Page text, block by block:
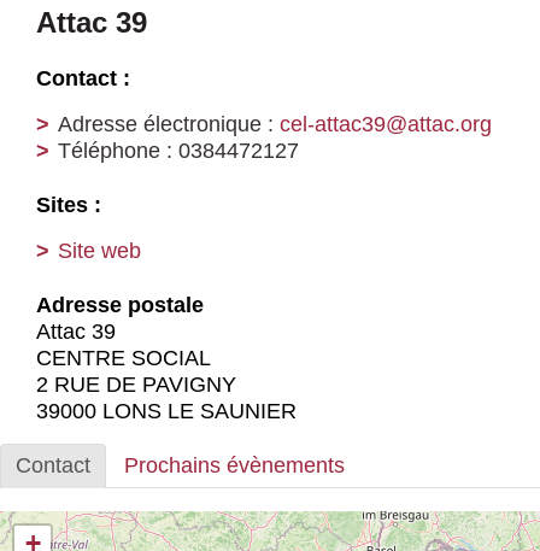
Nos idées
Se mobiliser
Publications
Actus et médias
Attac 39
Contact :
Adresse électronique : cel-attac39@attac.org
Téléphone : 0384472127
Sites :
Site web
Adresse postale
Attac 39
CENTRE SOCIAL
2 RUE DE PAVIGNY
39000 LONS LE SAUNIER
Contact Prochains évènements
+